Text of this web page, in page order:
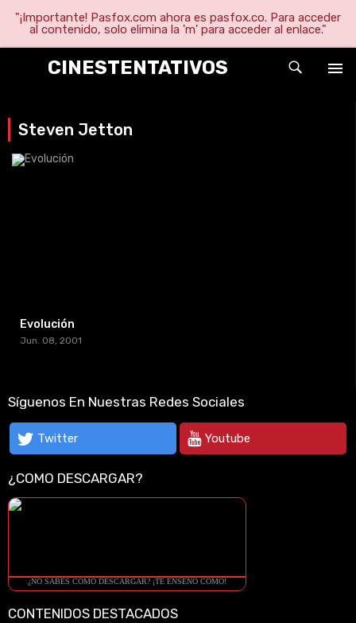
"¡Importante! Pasfox.com ahora es pasfox.co. Para acceder
al contenido, solo elimina la 'm' para acceder al enlace."
CINESTENTATIVOS
Steven Jetton
Evolución
Jun. 08, 2001
Síguenos En Nuestras Redes Sociales
Twitter Youtube
¿COMO DESCARGAR?
¿NO SABES COMO DESCARGAR? ¡TE ENSEÑO COMO!
CONTENIDOS DESTACADOS